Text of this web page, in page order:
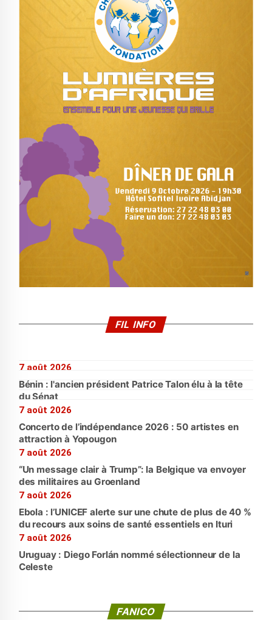
FIL INFO
7 août 2026
Bénin : l'ancien président Patrice Talon élu à la tête
du Sénat
7 août 2026
Concerto de l’indépendance 2026 : 50 artistes en
attraction à Yopougon
7 août 2026
“Un message clair à Trump”: la Belgique va envoyer
des militaires au Groenland
7 août 2026
Ebola : l’UNICEF alerte sur une chute de plus de 40 %
du recours aux soins de santé essentiels en Ituri
7 août 2026
Uruguay : Diego Forlán nommé sélectionneur de la
Celeste
FANICO